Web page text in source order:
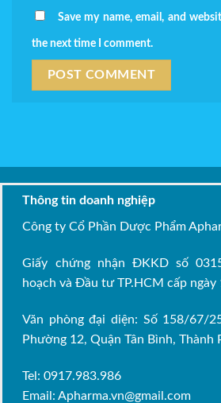
Save my name, email, and
the next time I comment.
Thông tin doanh nghiệp
Công ty Cổ Phần Dược Phẩm
Giấy chứng nhận ĐKKD số
hoạch và Đầu tư TP.HCM cấp
Văn phòng đại diện: Số 158/67/
Phường 12, Quận Tân Bình, Thành
Tel: 0917.983.986
Email:Apharma.vn@gmail.com